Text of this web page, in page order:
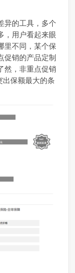
异的工具，多个
，用户看起来眼
里不同，某个保
促销的产品定制
然，非重点促销
出保额最大的条